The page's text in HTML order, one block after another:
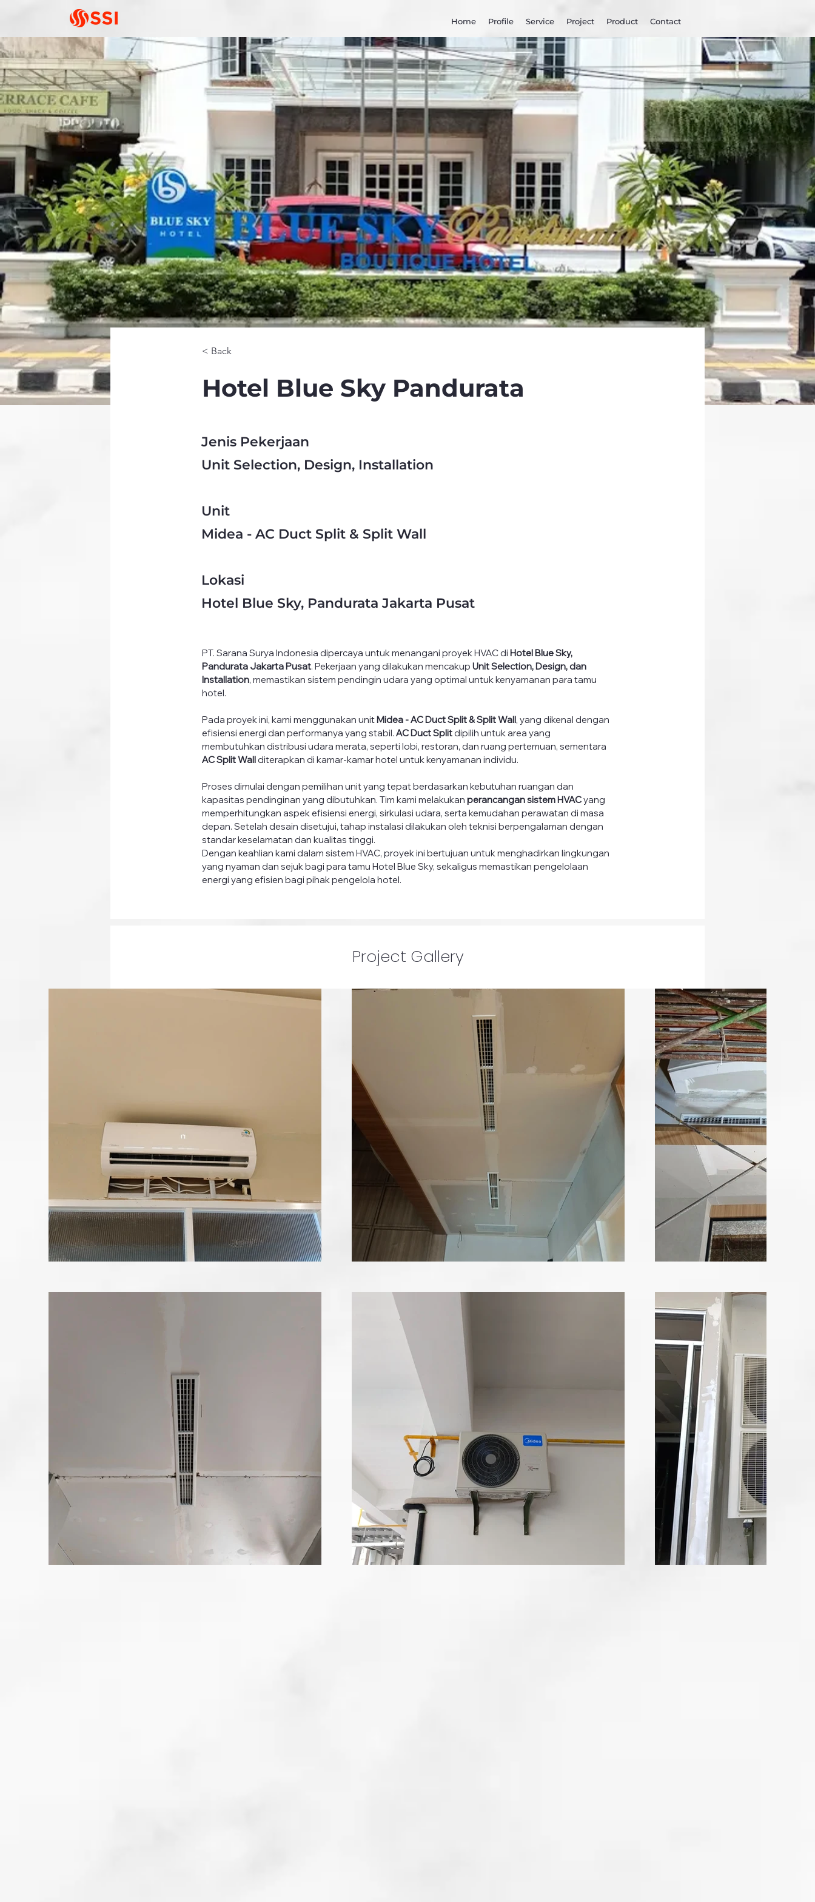
Home Profile Service Project Product Contact
< Back
Hotel Blue Sky Pandurata
Jenis Pekerjaan
Unit Selection, Design, Installation
Unit
Midea - AC Duct Split & Split Wall
Lokasi
Hotel Blue Sky, Pandurata Jakarta Pusat
PT. Sarana Surya Indonesia dipercaya untuk menangani proyek HVAC di Hotel Blue Sky,
Pandurata Jakarta Pusat. Pekerjaan yang dilakukan mencakup Unit Selection, Design, dan
Installation, memastikan sistem pendingin udara yang optimal untuk kenyamanan para tamu
hotel.
Pada proyek ini, kami menggunakan unit Midea - AC Duct Split & Split Wall, yang dikenal dengan
efisiensi energi dan performanya yang stabil. AC Duct Split dipilih untuk area yang
membutuhkan distribusi udara merata, seperti lobi, restoran, dan ruang pertemuan, sementara
AC Split Wall diterapkan di kamar-kamar hotel untuk kenyamanan individu.
Proses dimulai dengan pemilihan unit yang tepat berdasarkan kebutuhan ruangan dan
kapasitas pendinginan yang dibutuhkan. Tim kami melakukan perancangan sistem HVAC yang
memperhitungkan aspek efisiensi energi, sirkulasi udara, serta kemudahan perawatan di masa
depan. Setelah desain disetujui, tahap instalasi dilakukan oleh teknisi berpengalaman dengan
standar keselamatan dan kualitas tinggi.
Dengan keahlian kami dalam sistem HVAC, proyek ini bertujuan untuk menghadirkan lingkungan
yang nyaman dan sejuk bagi para tamu Hotel Blue Sky, sekaligus memastikan pengelolaan
energi yang efisien bagi pihak pengelola hotel.
Project Gallery